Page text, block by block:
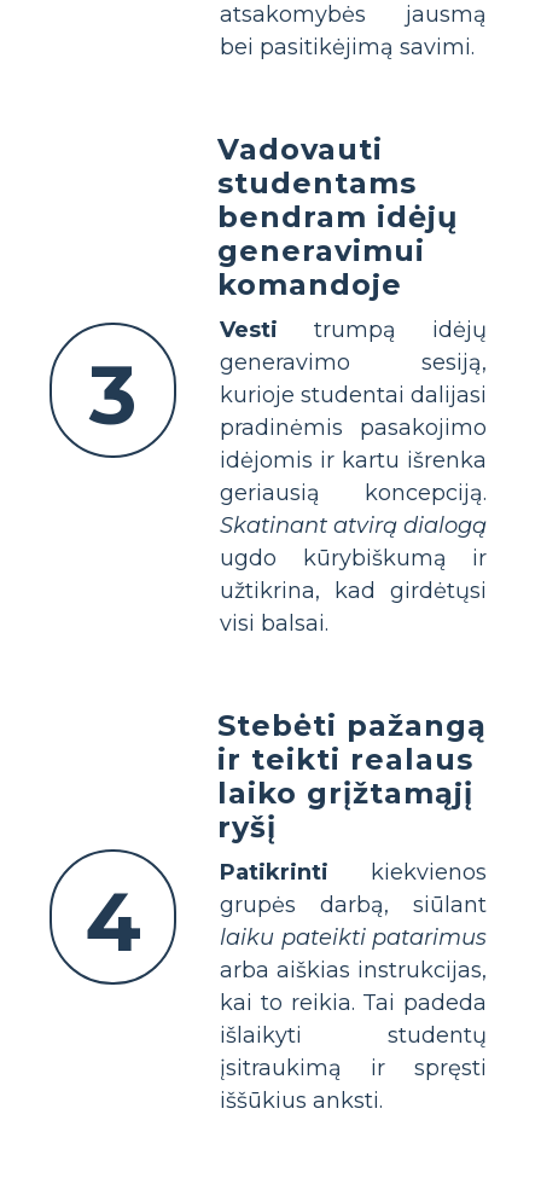
atsakomybės jausmą
bei pasitikėjimą savimi.
3
Vadovauti
studentams
bendram idėjų
generavimui
komandoje
Vesti trumpą idėjų
generavimo sesiją,
kurioje studentai dalijasi
pradinėmis pasakojimo
idėjomis ir kartu išrenka
geriausią koncepciją.
Skatinant atvirą dialogą
ugdo kūrybiškumą ir
užtikrina, kad girdėtųsi
visi balsai.
4
Stebėti pažangą
ir teikti realaus
laiko grįžtamąjį
ryšį
Patikrinti kiekvienos
grupės darbą, siūlant
laiku pateikti patarimus
arba aiškias instrukcijas,
kai to reikia. Tai padeda
išlaikyti studentų
įsitraukimą ir spręsti
iššūkius anksti.